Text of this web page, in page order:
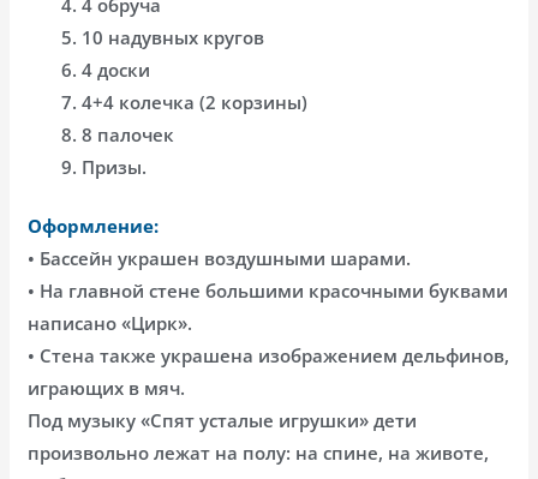
10 надувных кругов
4 доски
4+4 колечка (2 корзины)
8 палочек
Призы.
Оформление:
• Бассейн украшен воздушными шарами.
• На главной стене большими красочными буквами
написано «Цирк».
• Стена также украшена изображением дельфинов,
играющих в мяч.
Под музыку «Спят усталые игрушки» дети
произвольно лежат на полу: на спине, на животе,